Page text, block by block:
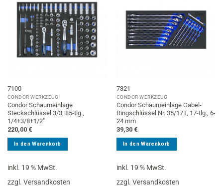
7100
CONDOR WERKZEUG
Condor Schaumeinlage
Steckschlüssel 3/3, 85-tlg.,
1/4+3/8+1/2″
220,00 €
In den Warenkorb
inkl. 19 % MwSt.
zzgl. Versandkosten
7321
CONDOR WERKZEUG
Condor Schaumeinlage Gabel-
Ringschlüssel Nr. 35/17T, 17-tlg., 6-
24 mm
39,30 €
In den Warenkorb
inkl. 19 % MwSt.
zzgl. Versandkosten